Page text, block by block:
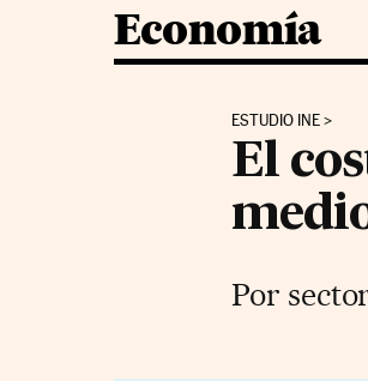
Economía
ESTUDIO INE
El
Por